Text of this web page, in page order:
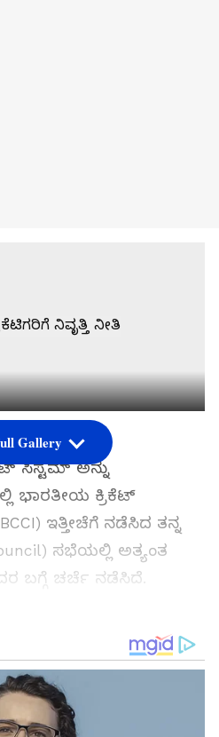
ನೀತಿ
ಸಿಸ್ಟಮ್ ಅನ್ನು
ಭಾರತೀಯ ಕ್ರಿಕೆಟ್
ಇತ್ತೀಚೆಗೆ ನಡೆಸಿದ ತನ್ನ
ಸಭೆಯಲ್ಲಿ ಅತ್ಯಂತ
ಬಗ್ಗೆ ಚರ್ಚೆ ನಡೆಸಿದೆ.
ತಡೆಯಲು
suvarna news ಅನ್ನು
Gallery